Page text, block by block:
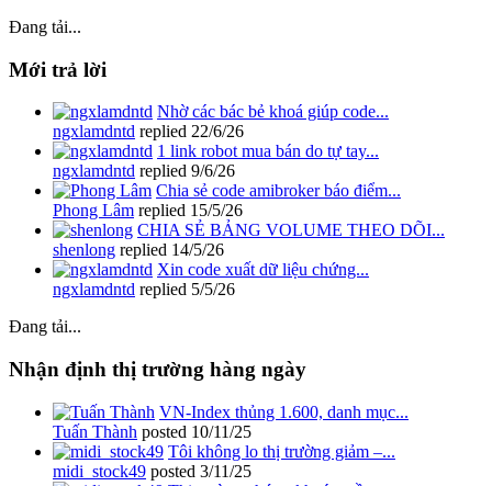
Đang tải...
Mới trả lời
Nhờ các bác bẻ khoá giúp code...
ngxlamdntd replied 22/6/26
1 link robot mua bán do tự tay...
ngxlamdntd replied 9/6/26
Chia sẻ code amibroker báo điểm...
Phong Lâm replied 15/5/26
CHIA SẺ BẢNG VOLUME THEO DÕI...
shenlong replied 14/5/26
Xin code xuất dữ liệu chứng...
ngxlamdntd replied 5/5/26
Đang tải...
Nhận định thị trường hàng ngày
VN-Index thủng 1.600, danh mục...
Tuấn Thành posted 10/11/25
Tôi không lo thị trường giảm –...
midi_stock49 posted 3/11/25